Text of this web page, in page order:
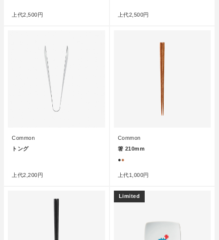
上代2,500円 上代2,500円
Common
トング
上代2,200円
Common
箸 210mm
●●
上代1,000円
Limited